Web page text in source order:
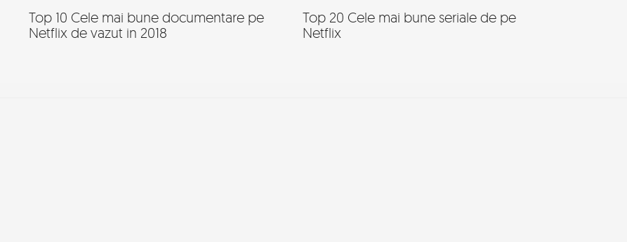
Top 10 Cele mai bune documentare pe
Netflix de vazut in 2018
Top 20 Cele mai bune seriale de pe
Netflix